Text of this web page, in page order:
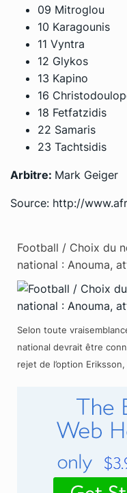
09 Mitroglou
10 Karagounis
11 Vyntra
12 Glykos
13 Kapino
16
18 Fetfatzidis
22 Samaris
23 Tachtsidis
Arbitre: Mark Geiger
Source: http://
Football / Choix du
national : Anouma,
Selon toute
national devrait être
rejet de l’option Eriksson,